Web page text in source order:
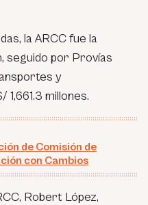
la ARCC fue la
seguido por Provías
y
1,661.3 millones.
de Comisión de
con Cambios
Robert López,